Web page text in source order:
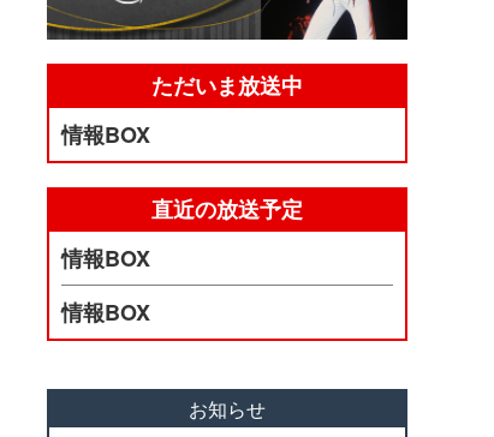
ただいま放送中
情報BOX
直近の放送予定
情報BOX
情報BOX
お知らせ